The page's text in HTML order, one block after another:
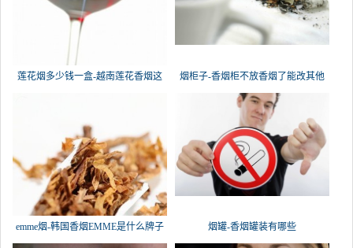
莲花烟多少钱一盒-越南莲花香烟这 烟柜子-香烟柜不放香烟了能改其他
emme烟-韩国香烟EMME是什么牌子 烟罐-香烟罐装有哪些